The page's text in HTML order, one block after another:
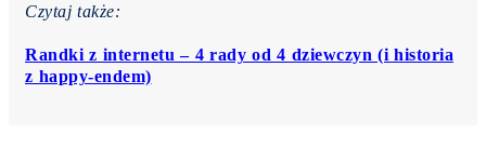
Czytaj także:
Randki z internetu – 4 rady od 4 dziewczyn (i historia
z happy-endem)